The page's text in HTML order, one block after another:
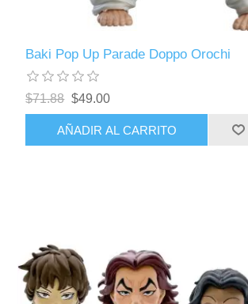
Baki Pop Up Parade Doppo Orochi
$71.88 $49.00
AÑADIR AL CARRITO